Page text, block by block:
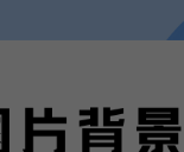
印
法
帮